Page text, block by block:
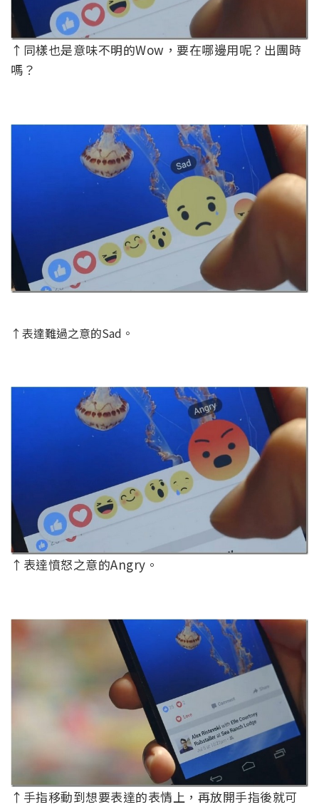
↑同樣也是意味不明的Wow，要在哪邊用呢？出團時
嗎？
↑表達難過之意的Sad。
↑表達憤怒之意的Angry。
↑手指移動到想要表達的表情上，再放開手指後就可